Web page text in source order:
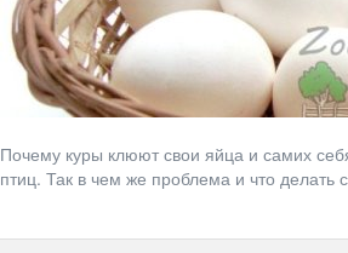
Почему куры клюют свои яйца и самих
птиц. Так в чем же проблема и что делать